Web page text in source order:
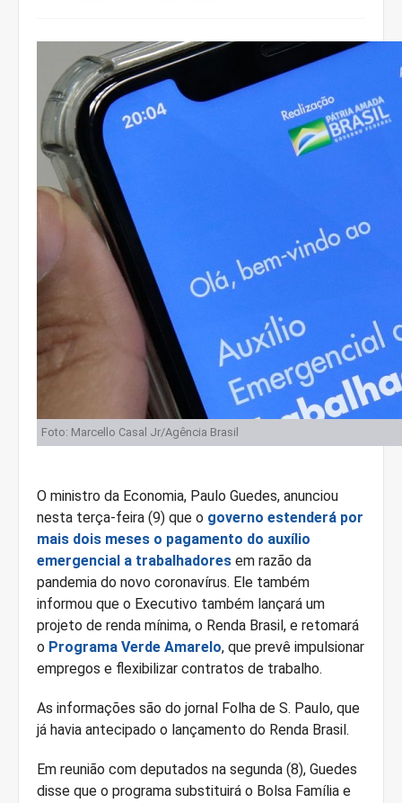
Foto: Marcello Casal Jr/Agência Brasil
O ministro da Economia, Paulo Guedes, anunciou
nesta terça-feira (9) que o governo estenderá por
mais dois meses o pagamento do auxílio
emergencial a trabalhadores em razão da
pandemia do novo coronavírus. Ele também
informou que o Executivo também lançará um
projeto de renda mínima, o Renda Brasil, e retomará
o Programa Verde Amarelo, que prevê impulsionar
empregos e flexibilizar contratos de trabalho.
As informações são do jornal Folha de S. Paulo, que
já havia antecipado o lançamento do Renda Brasil.
Em reunião com deputados na segunda (8), Guedes
disse que o programa substituirá o Bolsa Família e